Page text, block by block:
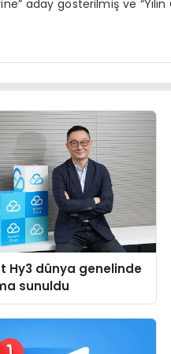
aday gösterilmiş ve
Hy3 dünya genelinde
sunuldu